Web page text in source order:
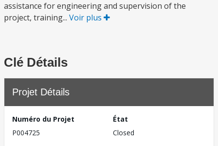
assistance for engineering and supervision of the
project, training... Voir plus
Clé Détails
Projet Détails
Numéro du Projet
P004725
État
Closed